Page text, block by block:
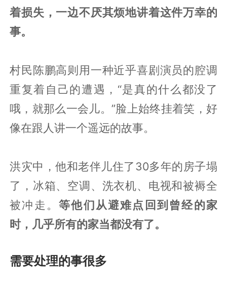
着损失，一边不厌其烦地讲着这件万幸的
事。
村民陈鹏高则用一种近乎喜剧演员的腔调
重复着自己的遭遇，“是真的什么都没了
哦，就那么一会儿。”脸上始终挂着笑，好
像在跟人讲一个遥远的故事。
洪灾中，他和老伴儿住了30多年的房子塌
了，冰箱、空调、洗衣机、电视和被褥全
被冲走。等他们从避难点回到曾经的家
时，几乎所有的家当都没有了。
需要处理的事很多